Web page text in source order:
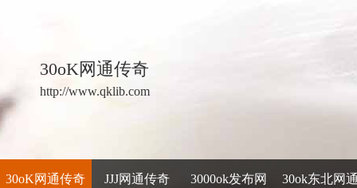
30oK网通传奇
http://www.qklib.com
30oK网通传奇 JJJ网通传奇 3000ok发布网 30ok东北网